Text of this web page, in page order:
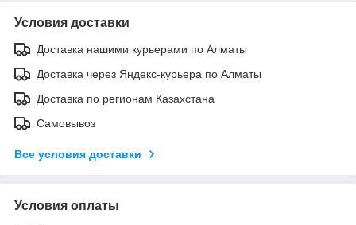
Условия доставки
Доставка нашими курьерами по Алматы
Доставка через Яндекс-курьера по Алматы
Доставка по регионам Казахстана
Самовывоз
Все условия доставки
Условия оплаты